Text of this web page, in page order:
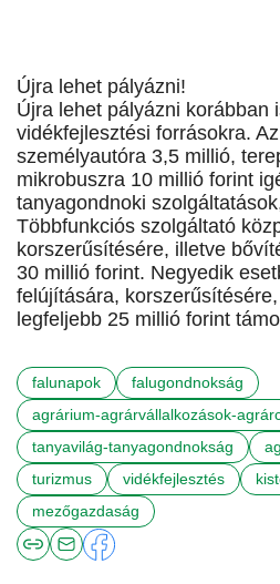
Újra lehet pályázni!
Újra lehet pályázni korábban
vidékfejlesztési forrásokra.
személyautóra 3,5 millió,
mikrobuszra 10 millió forint
tanyagondnoki
Többfunkciós szolgáltató
korszerűsítésére, illetve
30 millió forint. Negyedik
felújítására,
legfeljebb 25 millió forint
falunapok
falugondnokság
agrárium-agrárvállalkozások-
tanyavilág-tanyagondnokság
turizmus
vidékfejlesztés
mezőgazdaság